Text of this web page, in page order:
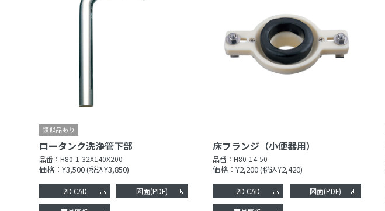
ロータンク洗浄管下部
品番：H80-1-32X140X200
価格：¥3,500(税込¥3,850)
2D CAD 図面(PDF)
床フランジ（小便器用）
品番： H80-14-50
価格：¥2,200(税込¥2,420)
2D CAD 図面(PDF)